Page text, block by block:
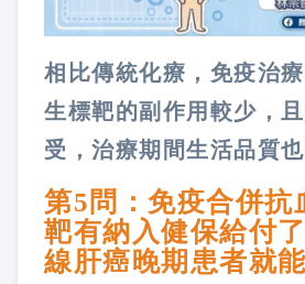
相比傳統化療，免疫治
生標靶的副作用較少，
受，治療期間生活品質也
第5問：免疫合併抗
靶有納入健保給付
線肝癌晚期患者就